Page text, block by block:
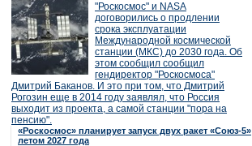
"Роскосмос" и NASA
договорились о продлении
срока эксплуатации
Международной космической
станции (МКС) до 2030 года. Об
этом сообщил сообщил
гендиректор "Роскосмоса"
Дмитрий Баканов. И это при том, что Дмитрий
Рогозин еще в 2014 году заявлял, что Россия
выходит из проекта, а самой станции "пора на
пенсию".
«Роскосмос» планирует запуск двух ракет «Союз-5»
летом 2027 года